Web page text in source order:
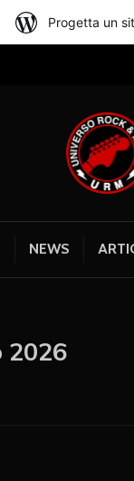
NEWS
2026
Progetta un